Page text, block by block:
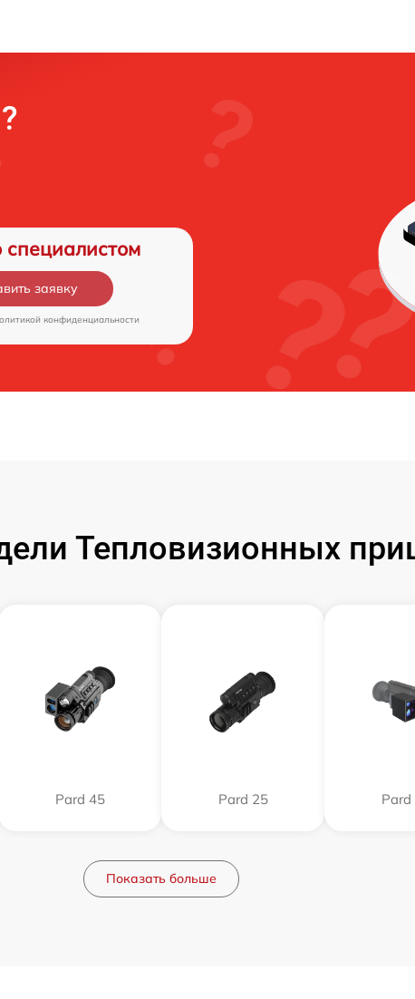
специалистом
заявку
конфиденциальности
Тепловизионных
Pard 45 Pard 25 Pard
Показать больше